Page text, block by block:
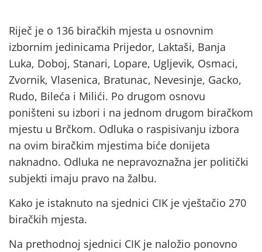
Riječ je o 136 biračkih mjesta u osnovnim
izbornim jedinicama Prijedor, Laktaši, Banja
Luka, Doboj, Stanari, Lopare, Ugljevik, Osmaci,
Zvornik, Vlasenica, Bratunac, Nevesinje, Gacko,
Rudo, Bileća i Milići. Po drugom osnovu
poništeni su izbori i na jednom drugom biračkom
mjestu u Brčkom. Odluka o raspisivanju izbora
na ovim biračkim mjestima biće donijeta
naknadno. Odluka ne nepravoznažna jer politički
subjekti imaju pravo na žalbu.
Kako je istaknuto na sjednici CIK je vještačio 270
biračkih mjesta.
Na prethodnoj sjednici CIK je naložio ponovno